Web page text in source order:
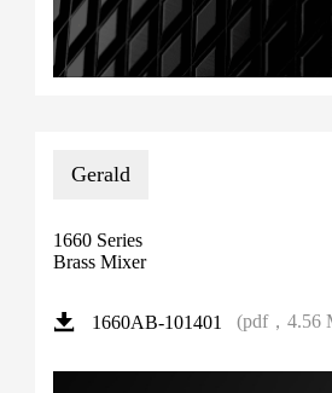
Gerald
1660 Series
Brass Mixer
1660AB-101401 (pdf，4.56